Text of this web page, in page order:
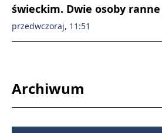
świeckim. Dwie osoby
przedwczoraj, 11:51
Archiwum